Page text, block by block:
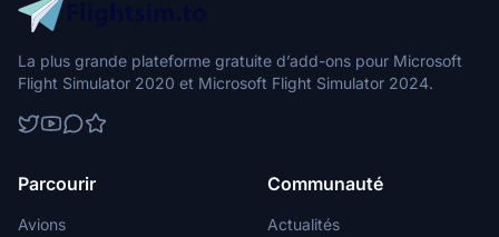
La plus grande plateforme gratuite d’add-ons pour Microsoft
Flight Simulator 2020 et Microsoft Flight Simulator 2024.
Parcourir
Avions
Communauté
Actualités